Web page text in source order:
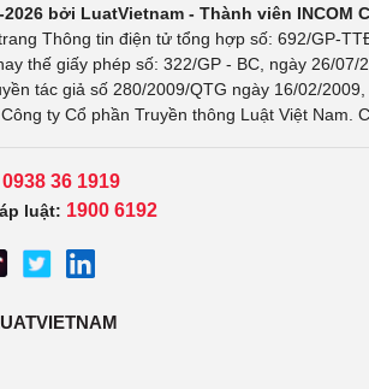
bởi LuatVietnam - Thành viên INCOM
Thông tin điện tử tổng hợp số: 692/GP-
thế giấy phép số: 322/GP - BC, ngày 26/
tác giả số 280/2009/QTG ngày 16/02/
ty Cổ phần Truyền thông Luật Việt Nam.
0938 36 1919
luật: 1900 6192